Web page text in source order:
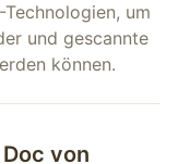
um
und gescannte
können.
von